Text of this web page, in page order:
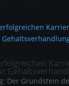
Der Grundstein